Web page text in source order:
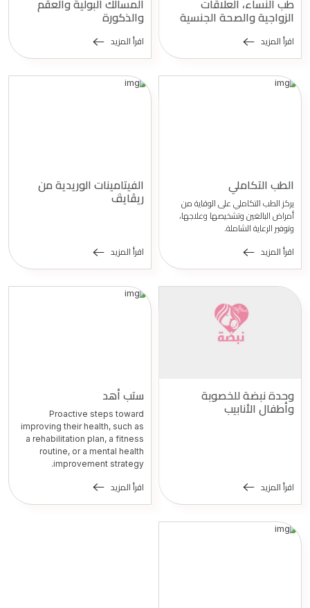
طب النساء، العلاقات
الزواجية والصحة الجنسية
اقرأ المزيد
المسالك البولية والعقم
والذكورة
اقرأ المزيد
الطب التكاملي
يركز الطب التكاملي على الوقاية من
أمراض البالغين وتشخيصها وعلاجها،
وتوفير الرعاية الشاملة.
اقرأ المزيد
الفيتامينات الوريدية من
ريڤايڤ
اقرأ المزيد
وحدة نبضة للخصوبة
وأطفال الأنابيب
اقرأ المزيد
ستب أهد
Proactive steps toward
improving their health, such as
a rehabilitation plan, a fitness
routine, or a mental health
improvement strategy.
اقرأ المزيد